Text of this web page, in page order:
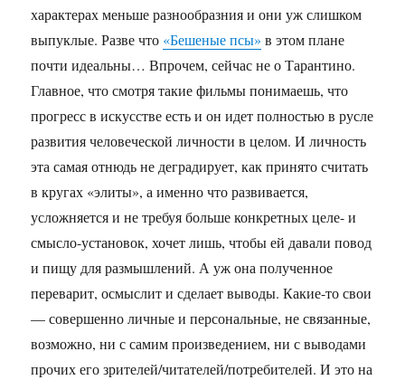
характерах меньше разнообразния и они уж слишком
выпуклые. Разве что «Бешеные псы» в этом плане
почти идеальны… Впрочем, сейчас не о Тарантино.
Главное, что смотря такие фильмы понимаешь, что
прогресс в искусстве есть и он идет полностью в русле
развития человеческой личности в целом. И личность
эта самая отнюдь не деградирует, как принято считать
в кругах «элиты», а именно что развивается,
усложняется и не требуя больше конкретных целе- и
смысло-установок, хочет лишь, чтобы ей давали повод
и пищу для размышлений. А уж она полученное
переварит, осмыслит и сделает выводы. Какие-то свои
— совершенно личные и персональные, не связанные,
возможно, ни с самим произведением, ни с выводами
прочих его зрителей/читателей/потребителей. И это на